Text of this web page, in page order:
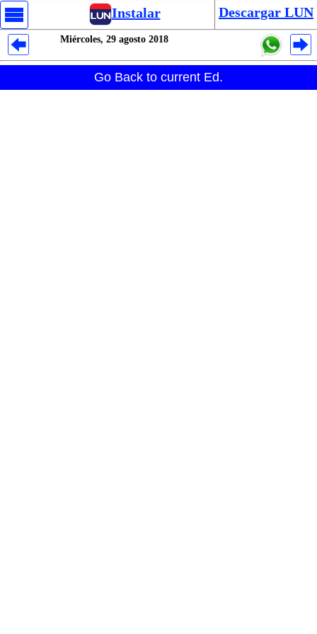
Instalar Descargar LUN
Miércoles, 29 agosto 2018
Go Back to current Ed.
Despliegues Analytics
Despliegues Totales